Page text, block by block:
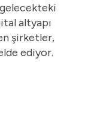
altyapı
şirketler,
ediyor.